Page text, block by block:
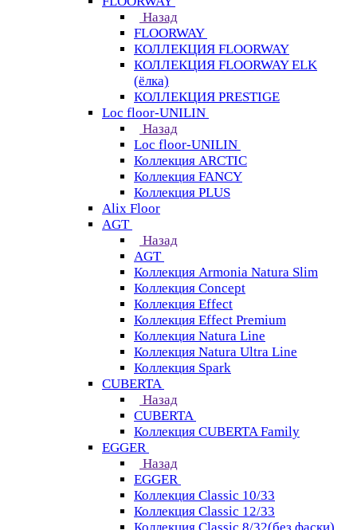
Назад
FLOORWAY
КОЛЛЕКЦИЯ FLOORWAY
КОЛЛЕКЦИЯ FLOORWAY ELK
(ёлка)
КОЛЛЕКЦИЯ PRESTIGE
Loс floor-UNILIN
Назад
Loс floor-UNILIN
Коллекция ARCTIС
Коллекция FANCY
Коллекция PLUS
Alix Floor
AGT
Назад
AGT
Коллекция Armonia Natura Slim
Коллекция Concept
Коллекция Effect
Коллекция Effect Premium
Коллекция Natura Line
Коллекция Natura Ultra Line
Коллекция Spark
CUBERTA
Назад
CUBERTA
Коллекция CUBERTA Family
EGGER
Назад
EGGER
Коллекция Classic 10/33
Коллекция Classic 12/33